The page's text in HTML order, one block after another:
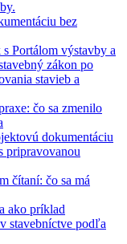
bez
čo sa zmenilo
čítaní: čo sa má